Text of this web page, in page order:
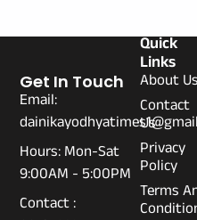
Quick
Links
About Us
Contact
Us
Privacy
Policy
Terms
Get In Touch
Email:
Hours: Mon-Sat
9:00AM - 5:00PM
Contact :